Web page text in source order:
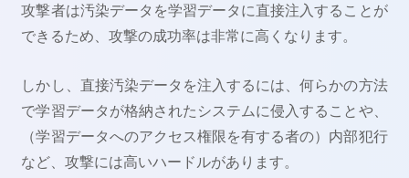
攻撃者は汚染データを学習データに直接注入することが
できるため、攻撃の成功率は非常に高くなります。
しかし、直接汚染データを注入するには、何らかの方法
で学習データが格納されたシステムに侵入することや、
（学習データへのアクセス権限を有する者の）内部犯行
など、攻撃には高いハードルがあります。